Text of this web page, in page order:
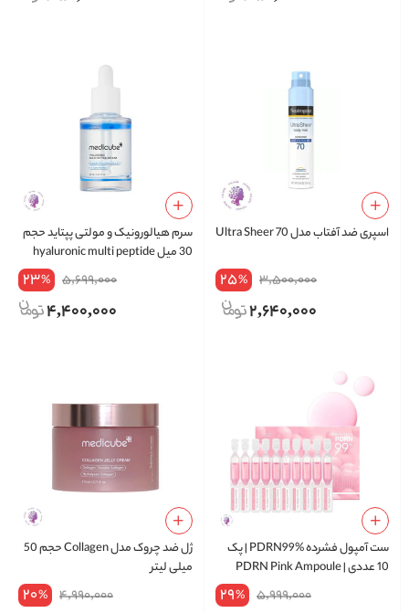
اسپری ضد آفتاب مدل Ultra Sheer 70
3,500,000
25%
2,640,000
سرم هیالورونیک و مولتی پپتاید حجم
30 میل hyaluronic multi peptide
5,699,000
23%
4,400,000
ست آمپول فشرده PDRN99% | پک
10 عددی | PDRN Pink Ampoule
5,999,000
29%
ژل ضد چروک مدل Collagen حجم 50
میلی لیتر
4,990,000
20%